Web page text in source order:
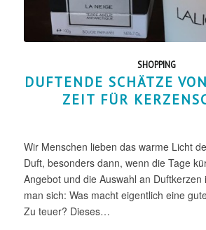
SHOPPING
DUFTENDE SCHÄTZE
ZEIT FÜR
Wir Menschen lieben das warme Licht
Duft, besonders dann, wenn die Tage
Angebot und die Auswahl an Duftkerzen
man sich: Was macht eigentlich eine
Zu teuer? Dieses…